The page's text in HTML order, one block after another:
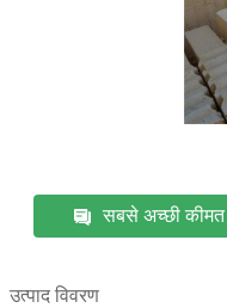
सबसे अच्छी कीमत
उत्पाद विवरण